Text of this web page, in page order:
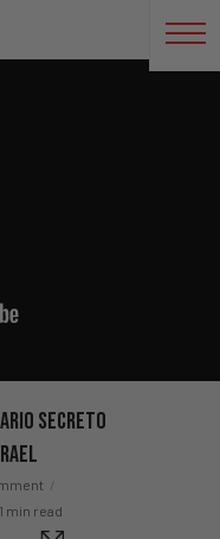
Secreto
1 min read